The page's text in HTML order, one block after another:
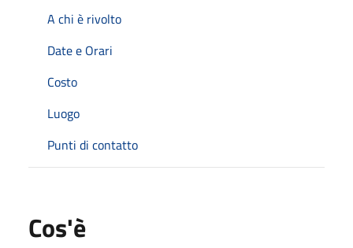
A chi è rivolto
Date e Orari
Costo
Luogo
Punti di contatto
Cos'è